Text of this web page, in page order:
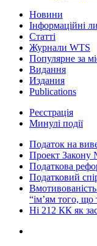
Новини
Інформаційні
Статті
Журнали WTS
Популярне за
Видання
Издания
Publications
Реєстрація
Минулі події
Податок на
Проект Закону
Податкова
Податковий
“ім’ям того,
Ні 212 КК як